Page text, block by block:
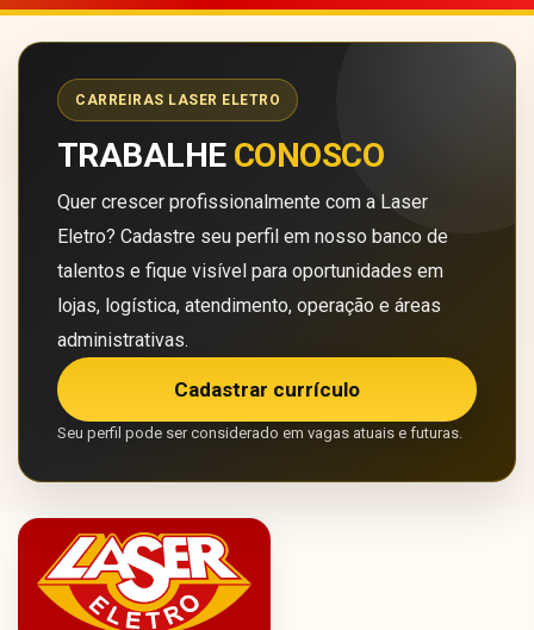
CARREIRAS LASER ELETRO
TRABALHE CONOSCO
Quer crescer profissionalmente com a Laser
Eletro? Cadastre seu perfil em nosso banco de
talentos e fique visível para oportunidades em
lojas, logística, atendimento, operação e áreas
administrativas.
Cadastrar currículo
Seu perfil pode ser considerado em vagas atuais e futuras.